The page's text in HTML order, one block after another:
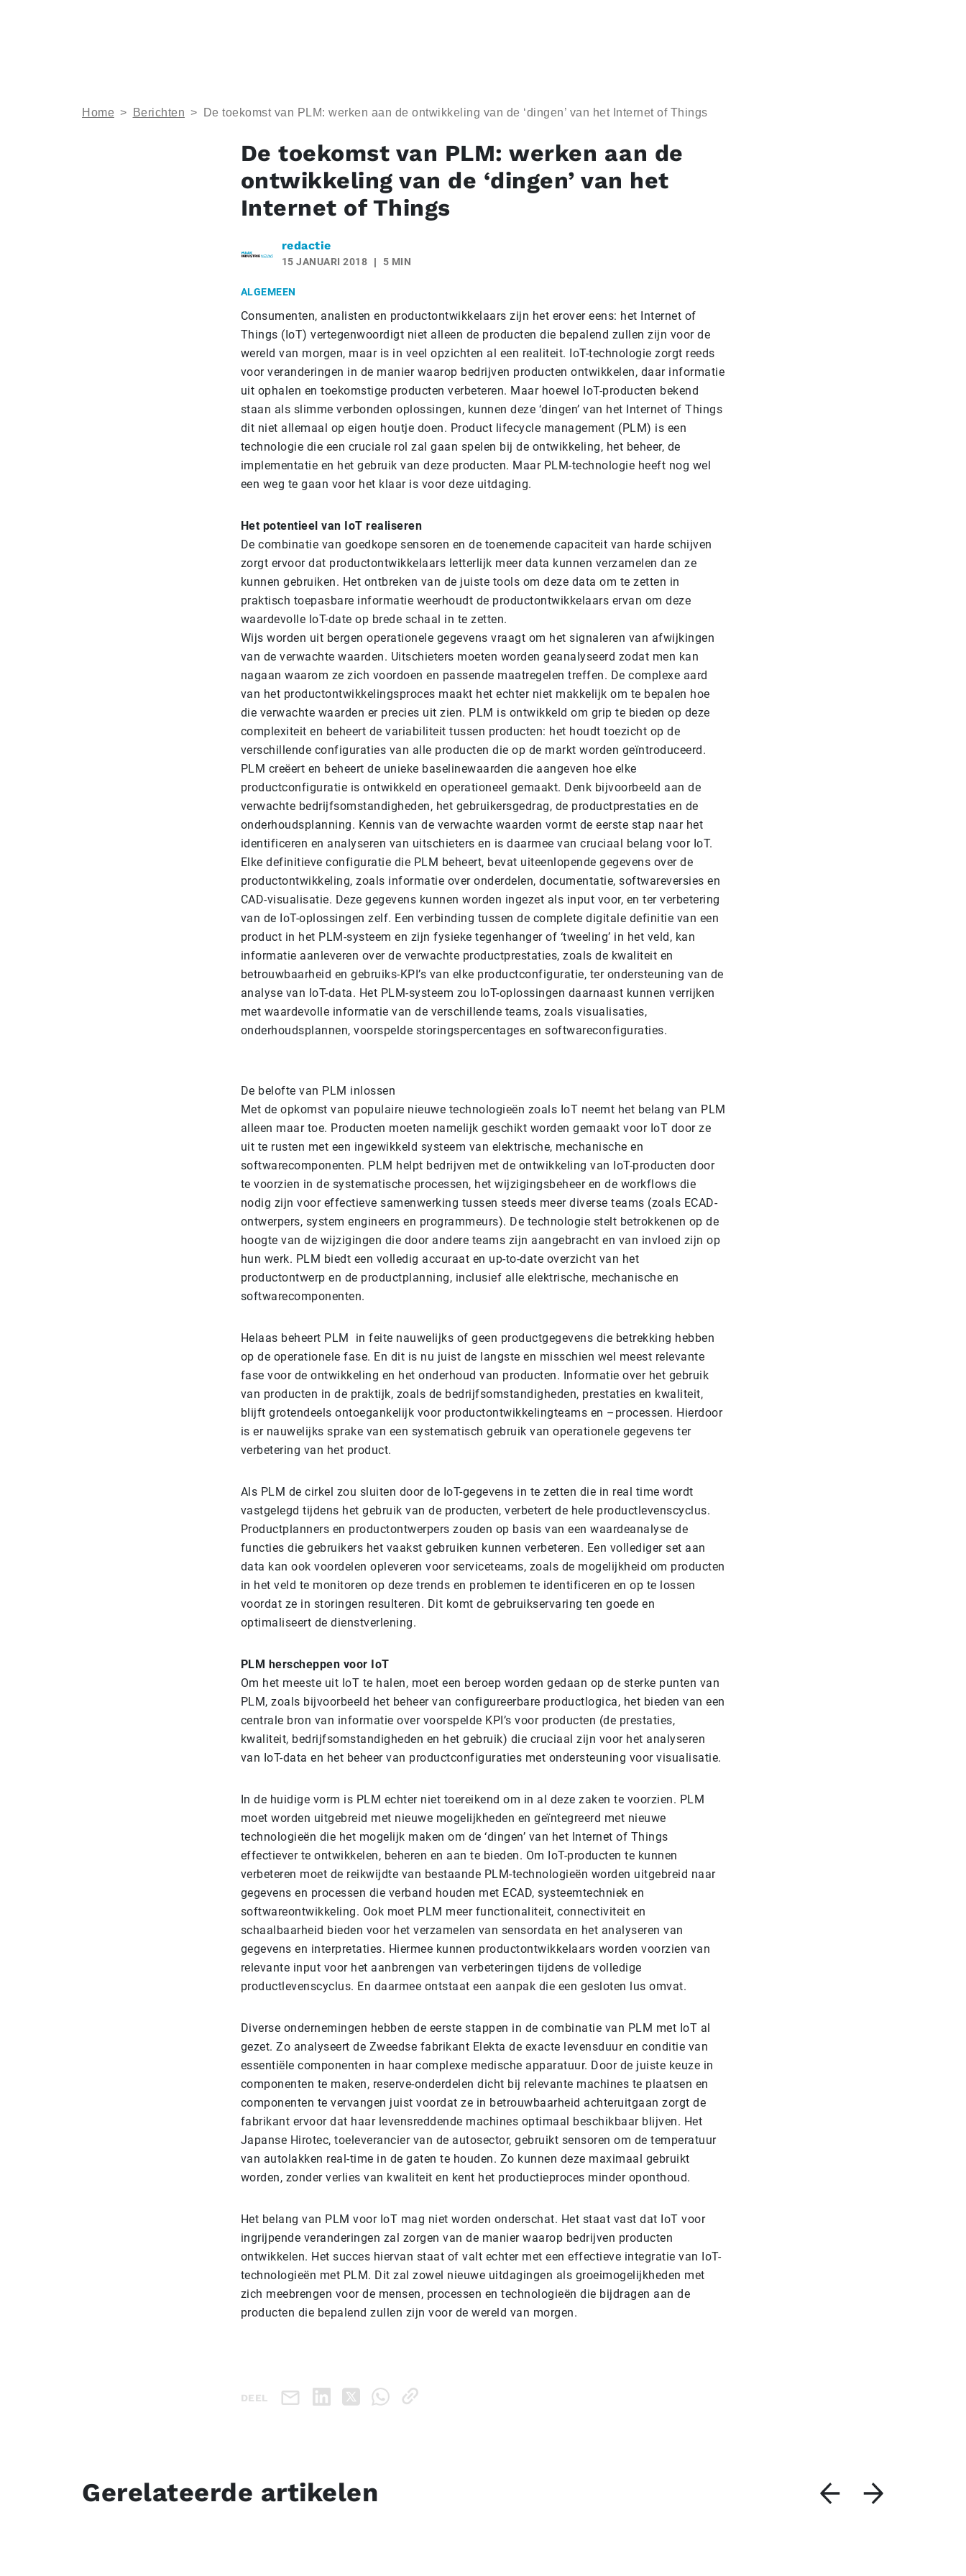
Home > Berichten > De toekomst van PLM: werken aan de ontwikkeling van de ‘dingen’ van het Internet of Things
De toekomst van PLM: werken aan de
ontwikkeling van de ‘dingen’ van het
Internet of Things
redactie
15 JANUARI 2018 5 MIN
ALGEMEEN
Consumenten, analisten en productontwikkelaars zijn het erover eens: het Internet of
Things (IoT) vertegenwoordigt niet alleen de producten die bepalend zullen zijn voor de
wereld van morgen, maar is in veel opzichten al een realiteit. IoT-technologie zorgt reeds
voor veranderingen in de manier waarop bedrijven producten ontwikkelen, daar informatie
uit ophalen en toekomstige producten verbeteren. Maar hoewel IoT-producten bekend
staan als slimme verbonden oplossingen, kunnen deze ‘dingen’ van het Internet of Things
dit niet allemaal op eigen houtje doen. Product lifecycle management (PLM) is een
technologie die een cruciale rol zal gaan spelen bij de ontwikkeling, het beheer, de
implementatie en het gebruik van deze producten. Maar PLM-technologie heeft nog wel
een weg te gaan voor het klaar is voor deze uitdaging.
Het potentieel van IoT realiseren
De combinatie van goedkope sensoren en de toenemende capaciteit van harde schijven
zorgt ervoor dat productontwikkelaars letterlijk meer data kunnen verzamelen dan ze
kunnen gebruiken. Het ontbreken van de juiste tools om deze data om te zetten in
praktisch toepasbare informatie weerhoudt de productontwikkelaars ervan om deze
waardevolle IoT-date op brede schaal in te zetten.
Wijs worden uit bergen operationele gegevens vraagt om het signaleren van afwijkingen
van de verwachte waarden. Uitschieters moeten worden geanalyseerd zodat men kan
nagaan waarom ze zich voordoen en passende maatregelen treffen. De complexe aard
van het productontwikkelingsproces maakt het echter niet makkelijk om te bepalen hoe
die verwachte waarden er precies uit zien. PLM is ontwikkeld om grip te bieden op deze
complexiteit en beheert de variabiliteit tussen producten: het houdt toezicht op de
verschillende configuraties van alle producten die op de markt worden geïntroduceerd.
PLM creëert en beheert de unieke baselinewaarden die aangeven hoe elke
productconfiguratie is ontwikkeld en operationeel gemaakt. Denk bijvoorbeeld aan de
verwachte bedrijfsomstandigheden, het gebruikersgedrag, de productprestaties en de
onderhoudsplanning. Kennis van de verwachte waarden vormt de eerste stap naar het
identificeren en analyseren van uitschieters en is daarmee van cruciaal belang voor IoT.
Elke definitieve configuratie die PLM beheert, bevat uiteenlopende gegevens over de
productontwikkeling, zoals informatie over onderdelen, documentatie, softwareversies en
CAD-visualisatie. Deze gegevens kunnen worden ingezet als input voor, en ter verbetering
van de IoT-oplossingen zelf. Een verbinding tussen de complete digitale definitie van een
product in het PLM-systeem en zijn fysieke tegenhanger of ‘tweeling’ in het veld, kan
informatie aanleveren over de verwachte productprestaties, zoals de kwaliteit en
betrouwbaarheid en gebruiks-KPI’s van elke productconfiguratie, ter ondersteuning van de
analyse van IoT-data. Het PLM-systeem zou IoT-oplossingen daarnaast kunnen verrijken
met waardevolle informatie van de verschillende teams, zoals visualisaties,
onderhoudsplannen, voorspelde storingspercentages en softwareconfiguraties.
De belofte van PLM inlossen
Met de opkomst van populaire nieuwe technologieën zoals IoT neemt het belang van PLM
alleen maar toe. Producten moeten namelijk geschikt worden gemaakt voor IoT door ze
uit te rusten met een ingewikkeld systeem van elektrische, mechanische en
softwarecomponenten. PLM helpt bedrijven met de ontwikkeling van IoT-producten door
te voorzien in de systematische processen, het wijzigingsbeheer en de workflows die
nodig zijn voor effectieve samenwerking tussen steeds meer diverse teams (zoals ECAD-
ontwerpers, system engineers en programmeurs). De technologie stelt betrokkenen op de
hoogte van de wijzigingen die door andere teams zijn aangebracht en van invloed zijn op
hun werk. PLM biedt een volledig accuraat en up-to-date overzicht van het
productontwerp en de productplanning, inclusief alle elektrische, mechanische en
softwarecomponenten.
Helaas beheert PLM in feite nauwelijks of geen productgegevens die betrekking hebben
op de operationele fase. En dit is nu juist de langste en misschien wel meest relevante
fase voor de ontwikkeling en het onderhoud van producten. Informatie over het gebruik
van producten in de praktijk, zoals de bedrijfsomstandigheden, prestaties en kwaliteit,
blijft grotendeels ontoegankelijk voor productontwikkelingteams en –processen. Hierdoor
is er nauwelijks sprake van een systematisch gebruik van operationele gegevens ter
verbetering van het product.
Als PLM de cirkel zou sluiten door de IoT-gegevens in te zetten die in real time wordt
vastgelegd tijdens het gebruik van de producten, verbetert de hele productlevenscyclus.
Productplanners en productontwerpers zouden op basis van een waardeanalyse de
functies die gebruikers het vaakst gebruiken kunnen verbeteren. Een vollediger set aan
data kan ook voordelen opleveren voor serviceteams, zoals de mogelijkheid om producten
in het veld te monitoren op deze trends en problemen te identificeren en op te lossen
voordat ze in storingen resulteren. Dit komt de gebruikservaring ten goede en
optimaliseert de dienstverlening.
PLM herscheppen voor IoT
Om het meeste uit IoT te halen, moet een beroep worden gedaan op de sterke punten van
PLM, zoals bijvoorbeeld het beheer van configureerbare productlogica, het bieden van een
centrale bron van informatie over voorspelde KPI’s voor producten (de prestaties,
kwaliteit, bedrijfsomstandigheden en het gebruik) die cruciaal zijn voor het analyseren
van IoT-data en het beheer van productconfiguraties met ondersteuning voor visualisatie.
In de huidige vorm is PLM echter niet toereikend om in al deze zaken te voorzien. PLM
moet worden uitgebreid met nieuwe mogelijkheden en geïntegreerd met nieuwe
technologieën die het mogelijk maken om de ‘dingen’ van het Internet of Things
effectiever te ontwikkelen, beheren en aan te bieden. Om IoT-producten te kunnen
verbeteren moet de reikwijdte van bestaande PLM-technologieën worden uitgebreid naar
gegevens en processen die verband houden met ECAD, systeemtechniek en
softwareontwikkeling. Ook moet PLM meer functionaliteit, connectiviteit en
schaalbaarheid bieden voor het verzamelen van sensordata en het analyseren van
gegevens en interpretaties. Hiermee kunnen productontwikkelaars worden voorzien van
relevante input voor het aanbrengen van verbeteringen tijdens de volledige
productlevenscyclus. En daarmee ontstaat een aanpak die een gesloten lus omvat.
Diverse ondernemingen hebben de eerste stappen in de combinatie van PLM met IoT al
gezet. Zo analyseert de Zweedse fabrikant Elekta de exacte levensduur en conditie van
essentiële componenten in haar complexe medische apparatuur. Door de juiste keuze in
componenten te maken, reserve-onderdelen dicht bij relevante machines te plaatsen en
componenten te vervangen juist voordat ze in betrouwbaarheid achteruitgaan zorgt de
fabrikant ervoor dat haar levensreddende machines optimaal beschikbaar blijven. Het
Japanse Hirotec, toeleverancier van de autosector, gebruikt sensoren om de temperatuur
van autolakken real-time in de gaten te houden. Zo kunnen deze maximaal gebruikt
worden, zonder verlies van kwaliteit en kent het productieproces minder oponthoud.
Het belang van PLM voor IoT mag niet worden onderschat. Het staat vast dat IoT voor
ingrijpende veranderingen zal zorgen van de manier waarop bedrijven producten
ontwikkelen. Het succes hiervan staat of valt echter met een effectieve integratie van IoT-
technologieën met PLM. Dit zal zowel nieuwe uitdagingen als groeimogelijkheden met
zich meebrengen voor de mensen, processen en technologieën die bijdragen aan de
producten die bepalend zullen zijn voor de wereld van morgen.
DEEL
Gerelateerde artikelen